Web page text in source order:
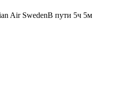
Air SwedenВ пути 5ч 5м